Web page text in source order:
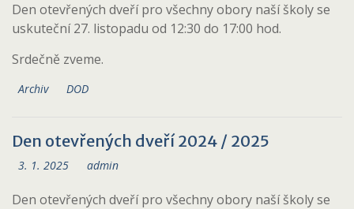
Den otevřených dveří pro všechny obory naší školy se
uskuteční 27. listopadu od 12:30 do 17:00 hod.
Srdečně zveme.
Archiv DOD
Den otevřených dveří 2024 / 2025
3. 1. 2025 admin
Den otevřených dveří pro všechny obory naší školy se